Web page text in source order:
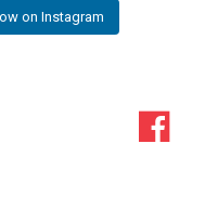
on Instagram